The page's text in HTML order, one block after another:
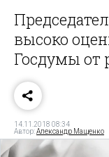
высоко
Госдумы от
14.11.2018 08:34
Автор:Александр Мащенко